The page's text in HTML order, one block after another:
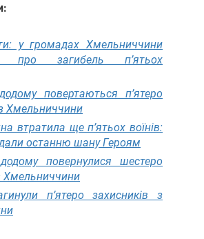
у громадах Хмельниччини
про загибель п’ятьох
повертаються п’ятеро
Хмельниччини
втратила ще п’ятьох воїнів:
останню шану Героям
повернулися шестеро
Хмельниччини
п’ятеро захисників з